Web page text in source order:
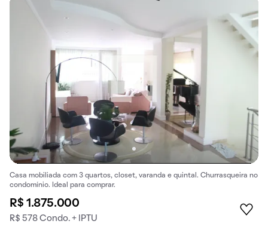
Casa mobiliada com 3 quartos, closet, varanda e quintal. Churrasqueira no
condomínio. Ideal para comprar.
R$ 1.875.000
R$ 578 Condo. + IPTU